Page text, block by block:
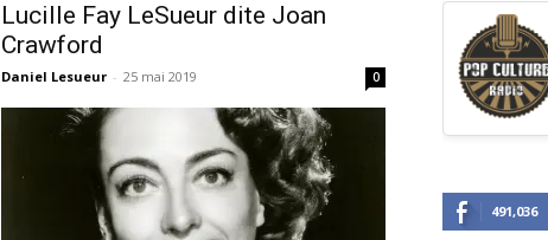
Lucille Fay LeSueur dite Joan
Crawford
Daniel Lesueur - 25 mai 2019 0
491,036